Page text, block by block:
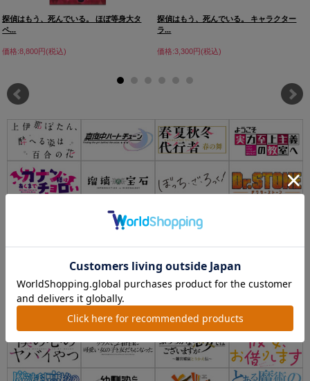
探偵はもう、死んでいる。 ほぼ等身大タ
ペ...
価格:8,800円(税込)
探偵はもう、死んでいる。 キャラクター
ラ...
価格:3,300円(税込)